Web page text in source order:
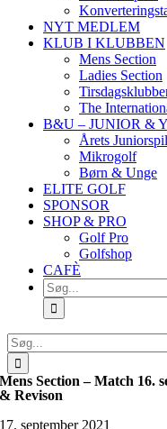
NYT MEDLEM
KLUB I KLUBBEN
Mens Section
Ladies Section
The
B&U – JUNIOR &
Årets
Mikrogolf
Børn & Unge
ELITE GOLF
SPONSOR
SHOP & PRO
Golf Pro
Golfshop
CAFÈ
Søg
efter:
Søg
efter:
Mens Section – Match 16.
& Revison
17. september 2021